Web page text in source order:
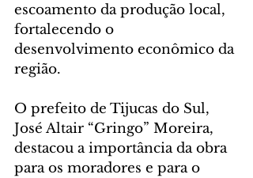
escoamento da produção local,
fortalecendo o
desenvolvimento econômico da
região.
O prefeito de Tijucas do Sul,
José Altair “Gringo” Moreira,
destacou a importância da obra
para os moradores e para o